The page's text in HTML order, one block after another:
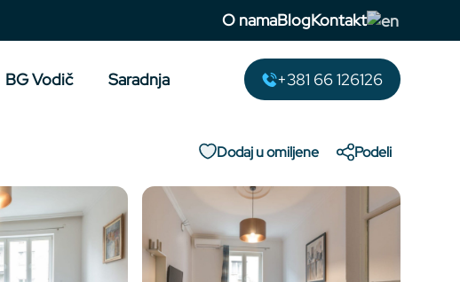
O namaBlogKontakt
BG Vodič Saradnja +381 66 126126
Dodaj u omiljene Podeli